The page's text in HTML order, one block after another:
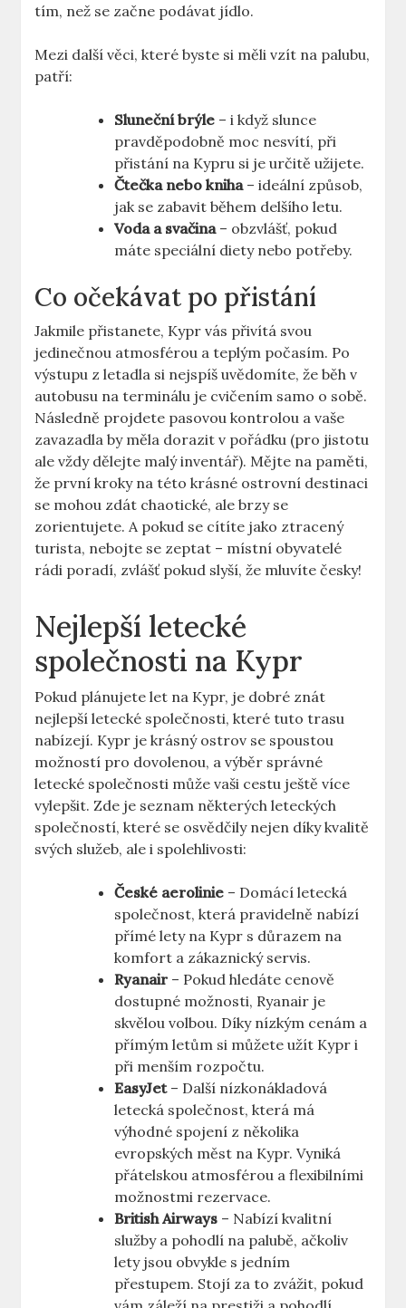
tím, než se začne podávat jídlo.
Mezi další věci, které byste si měli vzít na palubu,
patří:
Sluneční brýle – i když slunce
pravděpodobně moc nesvítí, při
přistání na Kypru si je určitě užijete.
Čtečka nebo kniha– ideální způsob,
jak se zabavit během delšího letu.
Voda a svačina– obzvlášť, pokud
máte speciální diety nebo potřeby.
Co očekávat po přistání
Jakmile přistanete, Kypr vás přivítá svou
jedinečnou atmosférou a teplým počasím. Po
výstupu z letadla si nejspíš uvědomíte, že běh v
autobusu na terminálu je cvičením samo o sobě.
Následně projdete pasovou kontrolou a vaše
zavazadla by měla dorazit v pořádku (pro jistotu
ale vždy dělejte malý inventář). Mějte na paměti,
že první kroky na této krásné ostrovní destinaci
se mohou zdát chaotické, ale brzy se
zorientujete. A pokud se cítíte jako ztracený
turista, nebojte se zeptat – místní obyvatelé
rádi poradí, zvlášť pokud slyší, že mluvíte česky!
Nejlepší letecké
společnosti na Kypr
Pokud plánujete let na Kypr, je dobré znát
nejlepší letecké společnosti, které tuto trasu
nabízejí. Kypr je krásný ostrov se spoustou
možností pro dovolenou, a výběr správné
letecké společnosti může vaši cestu ještě více
vylepšit. Zde je seznam některých leteckých
společností, které se osvědčily nejen díky kvalitě
svých služeb, ale i spolehlivosti:
České aerolinie – Domácí letecká
společnost, která pravidelně nabízí
přímé lety na Kypr s důrazem na
komfort a zákaznický servis.
Ryanair – Pokud hledáte cenově
dostupné možnosti, Ryanair je
skvělou volbou. Díky nízkým cenám a
přímým letům si můžete užít Kypr i
při menším rozpočtu.
EasyJet– Další nízkonákladová
letecká společnost, která má
výhodné spojení z několika
evropských měst na Kypr. Vyniká
přátelskou atmosférou a flexibilními
možnostmi rezervace.
British Airways – Nabízí kvalitní
služby a pohodlí na palubě, ačkoliv
lety jsou obvykle s jedním
přestupem. Stojí za to zvážit, pokud